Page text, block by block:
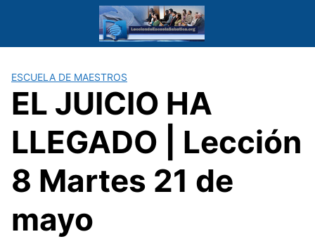
ESCUELA DE MAESTROS
EL JUICIO HA
LLEGADO | Lección
8 Martes 21 de
mayo